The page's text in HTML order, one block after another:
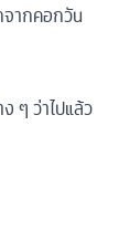
จากคอกวัน
ๆ ว่าไปแล้ว